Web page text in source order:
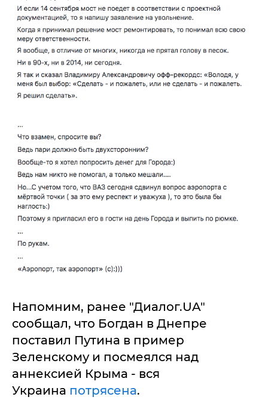
Напомним, ранее "Диалог.UA"
сообщал, что Богдан в Днепре
поставил Путина в пример
Зеленскому и посмеялся над
аннексией Крыма - вся
Украина потрясена.